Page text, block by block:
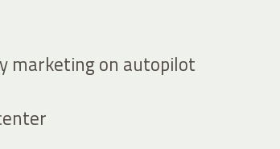
marketing on autopilot